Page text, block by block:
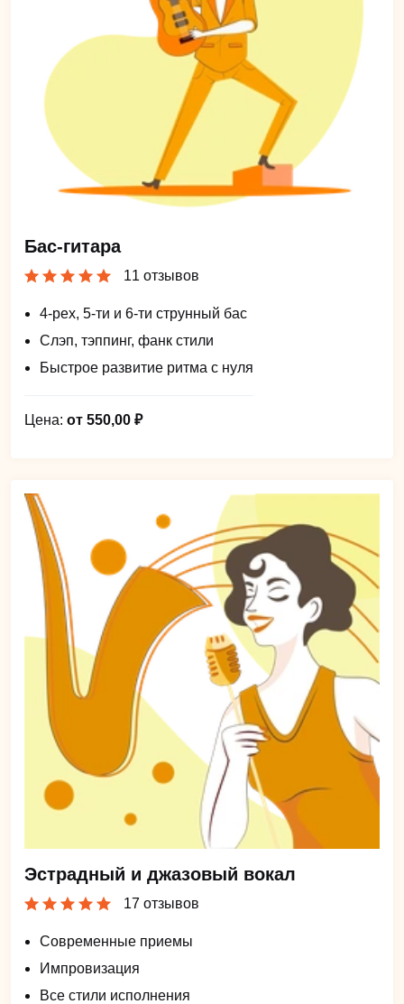
Бас-гитара
11 отзывов
4-рех, 5-ти и 6-ти струнный бас
Слэп, тэппинг, фанк стили
Быстрое развитие ритма с нуля
Цена: от 550,00 ₽
Эстрадный и джазовый вокал
17 отзывов
Современные приемы
Импровизация
Все стили исполнения